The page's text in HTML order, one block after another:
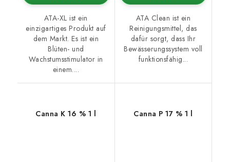
ATA-XL ist ein
einzigartiges Produkt auf
dem Markt. Es ist ein
Blüten- und
Wachstumsstimulator in
einem....
ATA Clean ist ein
Reinigungsmittel, das
dafür sorgt, dass Ihr
Bewässerungssystem voll
funktionsfähig...
Canna K 16 % 1 l Canna P 17 % 1 l